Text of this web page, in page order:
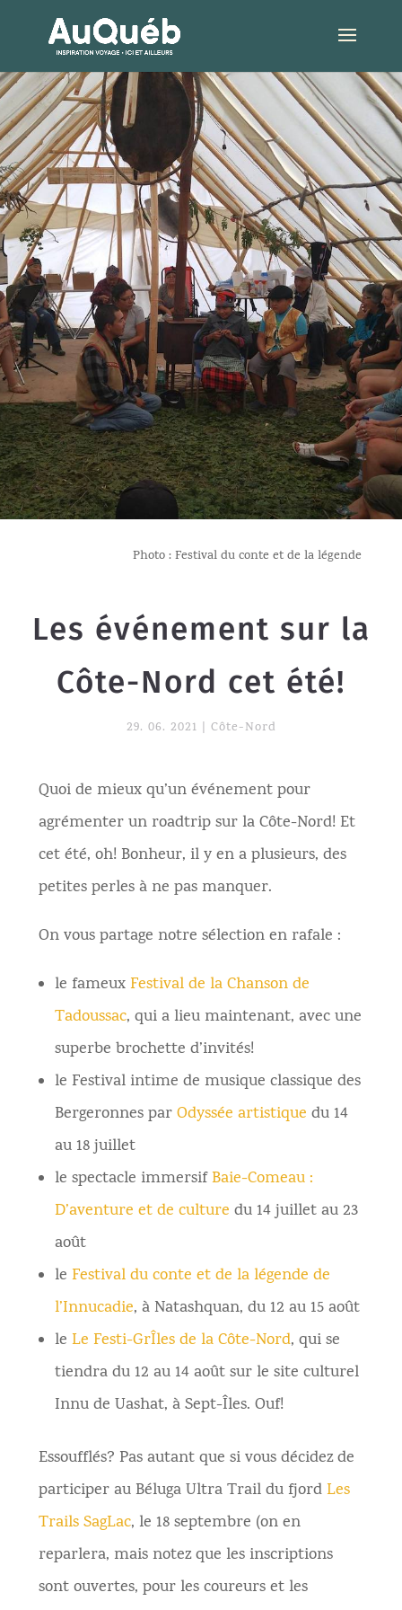
Photo : Festival du conte et de la légende
Les événement sur la
Côte-Nord cet été!
29. 06. 2021 Côte-Nord
Quoi de mieux qu’un événement pour
agrémenter un roadtrip sur la Côte-Nord! Et
cet été, oh! Bonheur, il y en a plusieurs, des
petites perles à ne pas manquer.
On vous partage notre sélection en rafale :
le fameuxFestival de la Chanson de
Tadoussac, qui a lieu maintenant, avec une
superbe brochette d’invités!
le Festival intime de musique classique des
Bergeronnes parOdyssée artistique du 14
au 18 juillet
le spectacle immersifBaie-Comeau :
D’aventure et de culture du 14 juillet au 23
août
le Festival du conte et de la légende de
l’Innucadie, à Natashquan, du 12 au 15 août
le Le Festi-GrÎles de la Côte-Nord, qui se
tiendra du 12 au 14 août sur le site culturel
Innu de Uashat, à Sept-Îles. Ouf!
Essoufflés? Pas autant que si vous décidez de
participer au Béluga Ultra Trail du fjordLes
Trails SagLac, le 18 septembre (on en
reparlera, mais notez que les inscriptions
sont ouvertes, pour les coureurs et les